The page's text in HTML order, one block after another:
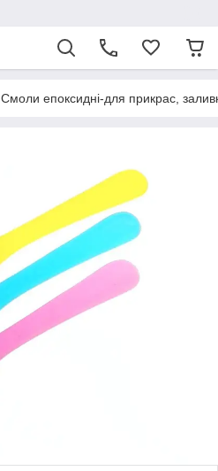
Смоли епоксидні-для прикрас,